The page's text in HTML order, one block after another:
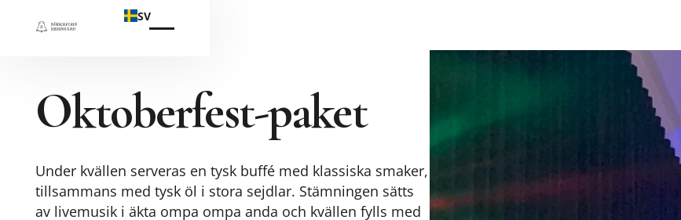
SV
Oktoberfest-paket
Under kvällen serveras en tysk buffé med klassiska smaker,
tillsammans med tysk öl i stora sejdlar. Stämningen sätts
av livemusik i äkta ompa ompa anda och kvällen fylls med